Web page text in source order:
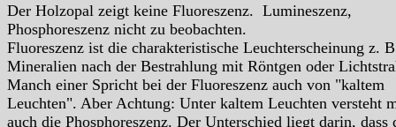
Der Holzopal zeigt keine Fluoreszenz. Lumineszenz,
Phosphoreszenz nicht zu beobachten.
Fluoreszenz ist die charakteristische Leuchterscheinung z.
Mineralien nach der Bestrahlung mit Röntgen oder
Manch einer Spricht bei der Fluoreszenz auch von "kaltem
Leuchten". Aber Achtung: Unter kaltem Leuchten versteht
auch die Phosphoreszenz. Der Unterschied liegt darin, dass